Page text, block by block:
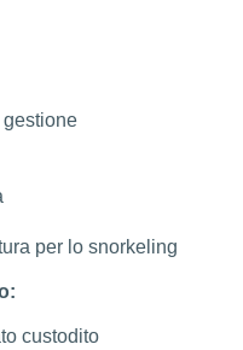
gestione
per lo snorkeling
custodito